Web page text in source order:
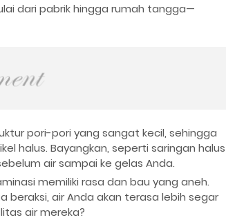
dari pabrik hingga rumah tangga—
pori-pori yang sangat kecil, sehingga
halus. Bayangkan, seperti saringan halus
air sampai ke gelas Anda.
memiliki rasa dan bau yang aneh.
air Anda akan terasa lebih segar
air mereka?